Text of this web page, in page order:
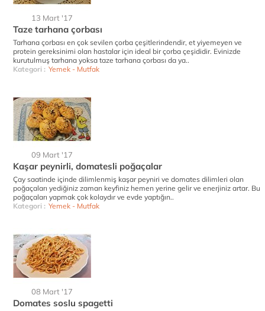
13 Mart '17
Taze tarhana çorbası
Tarhana çorbası en çok sevilen çorba çeşitlerindendir, et yiyemeyen ve
protein gereksinimi olan hastalar için ideal bir çorba çeşididir. Evinizde
kurutulmuş tarhana yoksa taze tarhana çorbası da ya..
Kategori : Yemek - Mutfak
09 Mart '17
Kaşar peynirli, domatesli poğaçalar
Çay saatinde içinde dilimlenmiş kaşar peyniri ve domates dilimleri olan
poğaçaları yediğiniz zaman keyfiniz hemen yerine gelir ve enerjiniz artar. Bu
poğaçaları yapmak çok kolaydır ve evde yaptığın..
Kategori : Yemek - Mutfak
08 Mart '17
Domates soslu spagetti